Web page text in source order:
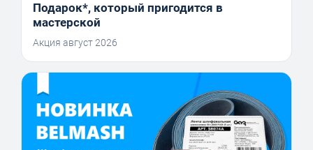
Подарок*, который пригодится в
мастерской
Акция август 2026